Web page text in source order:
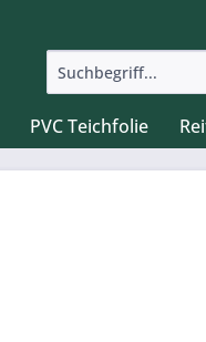
PVC Teichfolie